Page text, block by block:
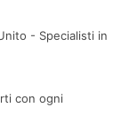
- Specialisti in
con ogni